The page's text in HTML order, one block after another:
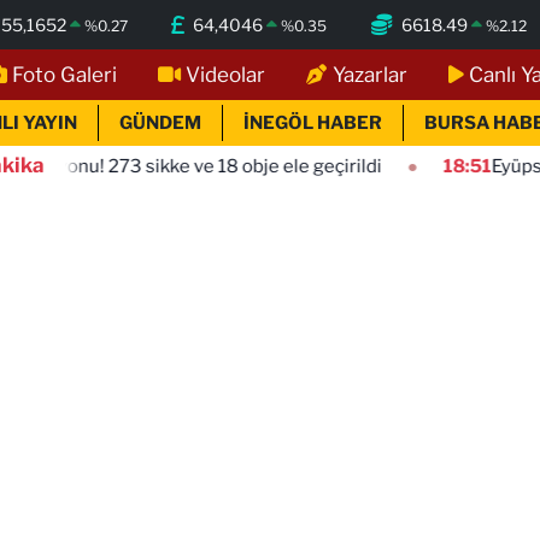
55,1652 %0.27 64,4046 %0.35 6618.49 %2.12
Foto Galeri Videolar Yazarlar Canlı
YAYIN GÜNDEM İNEGÖL HABER BURSA
sikke ve 18 obje ele geçirildi 18:51Eyüpsultan